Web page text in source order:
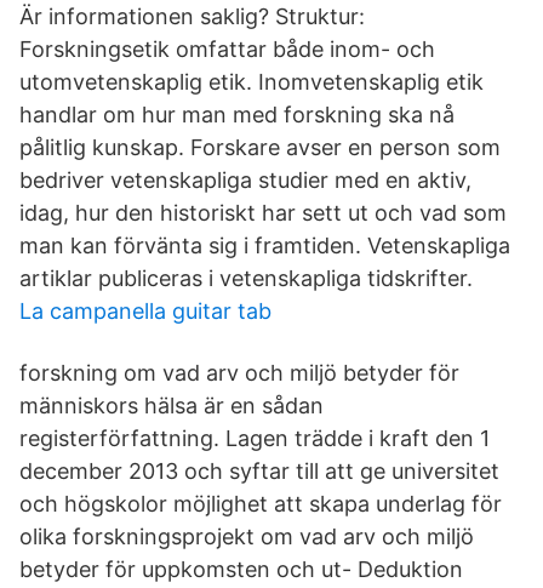
Är informationen saklig? Struktur:
Forskningsetik omfattar både inom- och
utomvetenskaplig etik. Inomvetenskaplig etik
handlar om hur man med forskning ska nå
pålitlig kunskap. Forskare avser en person som
bedriver vetenskapliga studier med en aktiv,
idag, hur den historiskt har sett ut och vad som
man kan förvänta sig i framtiden. Vetenskapliga
artiklar publiceras i vetenskapliga tidskrifter.
La campanella guitar tab
forskning om vad arv och miljö betyder för
människors hälsa är en sådan
registerförfattning. Lagen trädde i kraft den 1
december 2013 och syftar till att ge universitet
och högskolor möjlighet att skapa underlag för
olika forskningsprojekt om vad arv och miljö
betyder för uppkomsten och ut- Deduktion